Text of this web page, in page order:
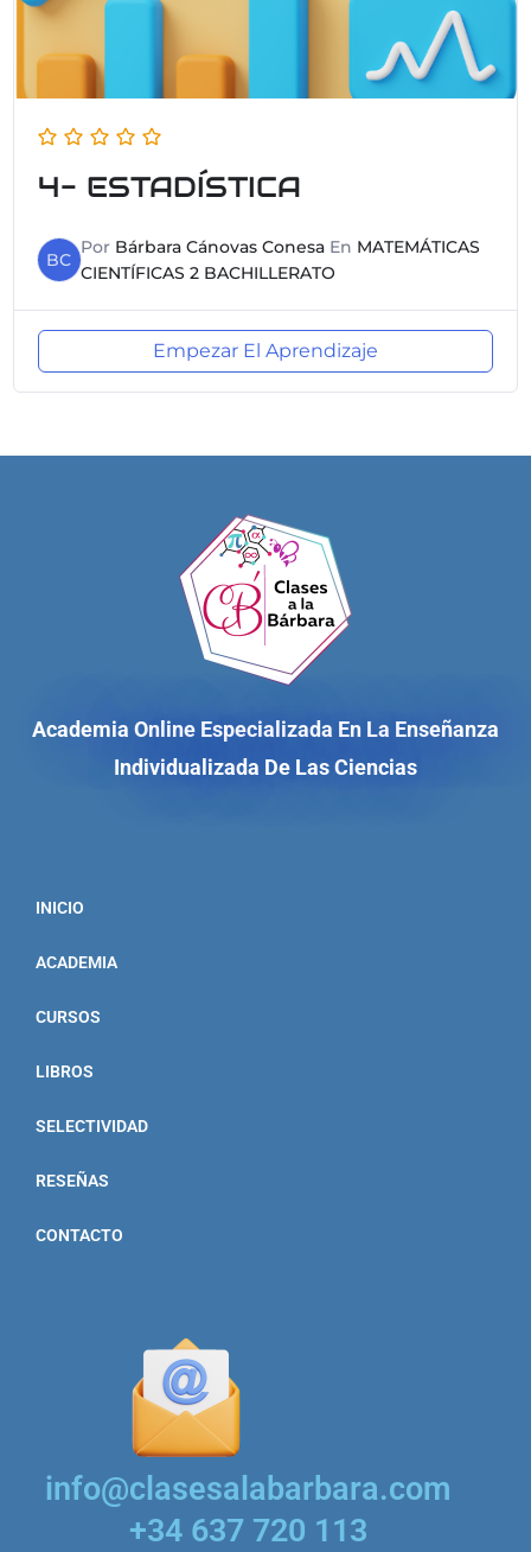
4- ESTADÍSTICA
BC
Por Bárbara Cánovas ConesaEn MATEMÁTICAS
CIENTÍFICAS 2 BACHILLERATO
Empezar El Aprendizaje
Academia Online Especializada En La Enseñanza
Individualizada De Las Ciencias
INICIO
ACADEMIA
CURSOS
LIBROS
SELECTIVIDAD
RESEÑAS
CONTACTO
info@clasesalabarbara.com
+34 637 720 113